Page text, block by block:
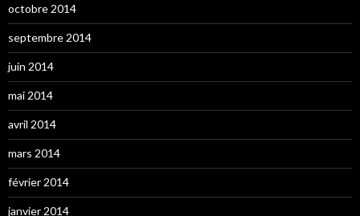
octobre 2014
septembre 2014
juin 2014
mai 2014
avril 2014
mars 2014
février 2014
janvier 2014